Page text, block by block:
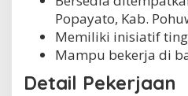
Popayato, Kab.
Memiliki inisiatif
Mampu bekerja di
Detail Pekerjaan